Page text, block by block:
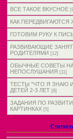
ВСЕ ТАКОЕ ВКУСНОЕ
КАК
ГОТОВИМ РУКУ К
РАЗВИВАЮЩИЕ
РОДИТЕЛЯМИ [12]
ОБЫЧНЫЕ СОВЕТЫ
НЕПОСЛУШАНИЯ [11]
ТЕСТЫ "ЧТО Я ЗНАЮ
ДЕТЕЙ 2-3 ЛЕТ [8]
ЗАДАНИЯ ПО
КАРТИНКАХ [5]